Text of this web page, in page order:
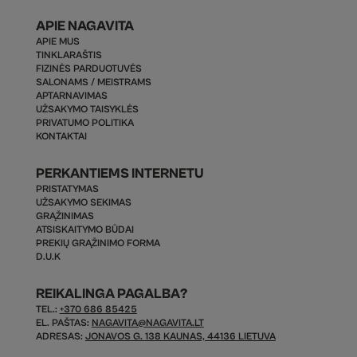
APIE NAGAVITA
APIE MUS
TINKLARAŠTIS
FIZINĖS PARDUOTUVĖS
SALONAMS / MEISTRAMS
APTARNAVIMAS
UŽSAKYMO TAISYKLĖS
PRIVATUMO POLITIKA
KONTAKTAI
PERKANTIEMS INTERNETU
PRISTATYMAS
UŽSAKYMO SEKIMAS
GRĄŽINIMAS
ATSISKAITYMO BŪDAI
PREKIŲ GRĄŽINIMO FORMA
D.U.K
REIKALINGA PAGALBA?
TEL.: +370 686 85425
EL. PAŠTAS: NAGAVITA@NAGAVITA.LT
ADRESAS: JONAVOS G. 138 KAUNAS, 44136 LIETUVA